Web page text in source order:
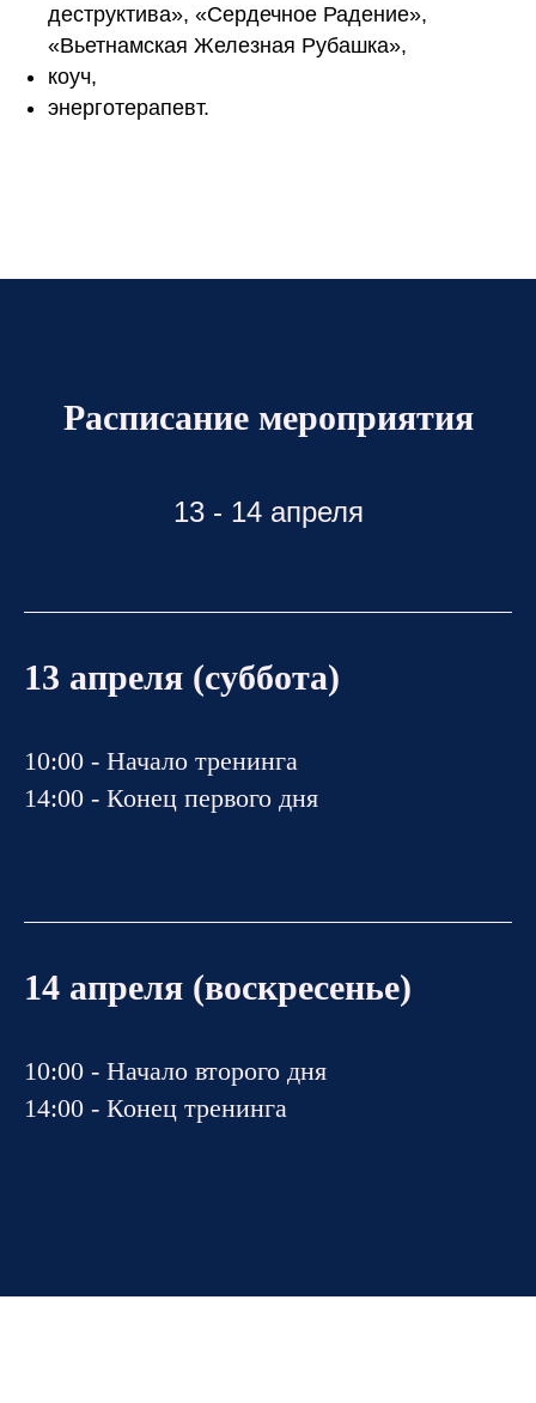
деструктива», «Сердечное Радение»,
«Вьетнамская Железная Рубашка»,
коуч,
энерготерапевт.
Расписание мероприятия
13 - 14 апреля
13 апреля (суббота)
10:00 - Начало тренинга
14:00 - Конец первого дня
14 апреля (воскресенье)
10:00 - Начало второго дня
14:00 - Конец тренинга